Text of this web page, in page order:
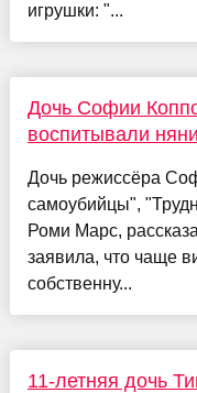
игрушки: "...
Дочь Софии
воспитывали
Дочь режиссёра
самоубийцы",
Роми Марс,
заявила, что чаще
собственну...
11-летняя дочь